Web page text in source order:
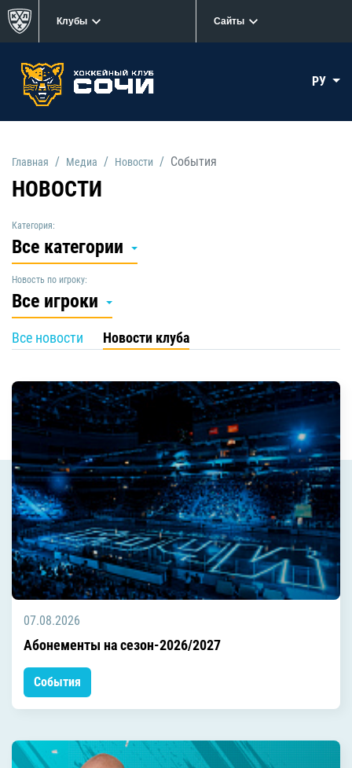
Клубы Сайты
РУ
Главная Медиа Новости События
НОВОСТИ
Категория:
Все категории
Новость по игроку:
Все игроки
Все новости Новости клуба
07.08.2026
Абонементы на сезон-2026/2027
События